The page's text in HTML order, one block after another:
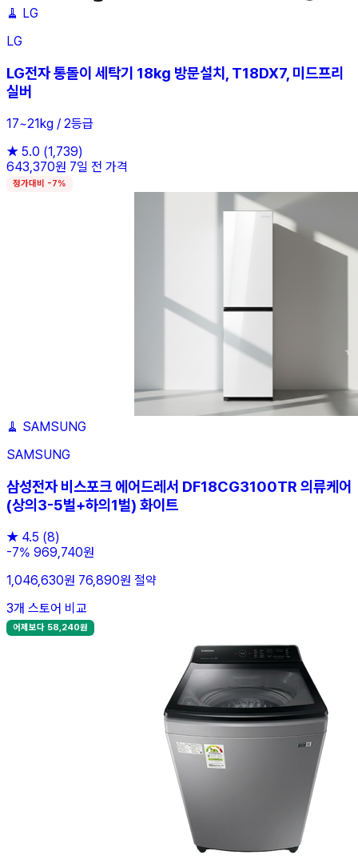
🧹 LG
LG
LG전자 통돌이 세탁기 18kg 방문설치, T18DX7, 미드프리
실버
17~21kg / 2등급
★ 5.0 (1,739)
643,370원 7일 전 가격
정가대비 -7%
🧹 SAMSUNG
SAMSUNG
삼성전자 비스포크 에어드레서 DF18CG3100TR 의류케어
(상의3-5벌+하의1벌) 화이트
★ 4.5 (8)
-7% 969,740원
1,046,630원 76,890원 절약
3개 스토어 비교
어제보다 58,240원